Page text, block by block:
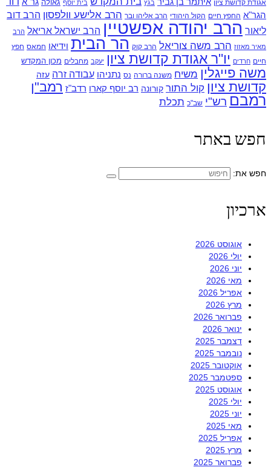
אגודת קדושת ציון בגץ בית יוסף גאולה
הגר"א החפץ חיים הקול היהודי הרב אליהו ובר הרב אלישע וולפסון הרב דוב
ליאור הרב יהודה אפשטיין הרב ישראל אריאל הרב
מאיר מאזוז הרב משה צוריאל הרב קוק הר הבית וידיאו חמאס חפץ
חיים חרדים יו"ר אגודת קדושת ציון יעקב מחבלים מכון המקדש
משה פייגלין משיח משנה ברורה נס נתניהו עבודה זרה עזה
קדושת ציון קול התור קורונה רב יוסף קארו רדב"ז רמב"ן
רמבם רש"י שב"כ תכלת
חפש באתר
חפש את:
ארכיון
אוגוסט 2026
יולי 2026
יוני 2026
מאי 2026
אפריל 2026
מרץ 2026
פברואר 2026
ינואר 2026
דצמבר 2025
נובמבר 2025
אוקטובר 2025
ספטמבר 2025
אוגוסט 2025
יולי 2025
יוני 2025
מאי 2025
אפריל 2025
מרץ 2025
פברואר 2025